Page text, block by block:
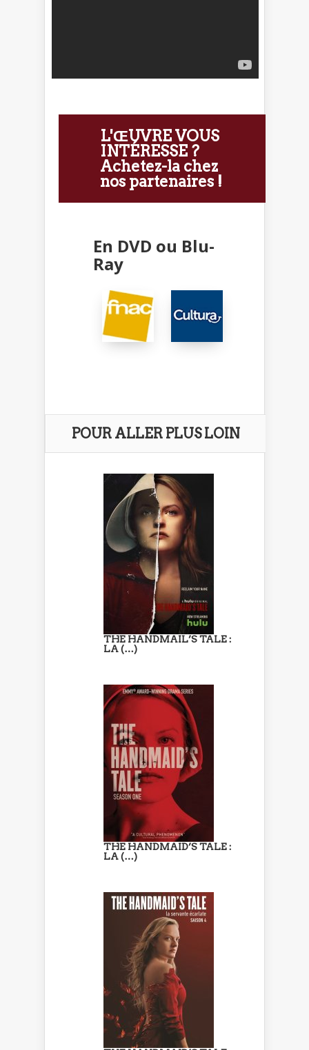
L'ŒUVRE VOUS
INTÉRESSE ?
Achetez-la chez
nos partenaires !
En DVD ou Blu-
Ray
POUR ALLER PLUS LOIN
THE HANDMAIL’S TALE :
LA (…)
THE HANDMAID’S TALE :
LA (…)